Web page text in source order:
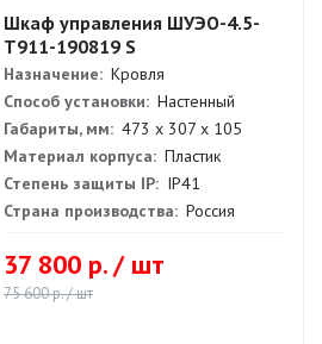
Шкаф управления ШУЭО-4.5-
Т911-190819 S
Назначение: Кровля
Способ установки: Настенный
Габариты, мм: 473 х 307 х 105
Материал корпуса: Пластик
Степень защиты IP: IP41
Страна производства: Россия
37 800 р. / шт
75 600 р. / шт